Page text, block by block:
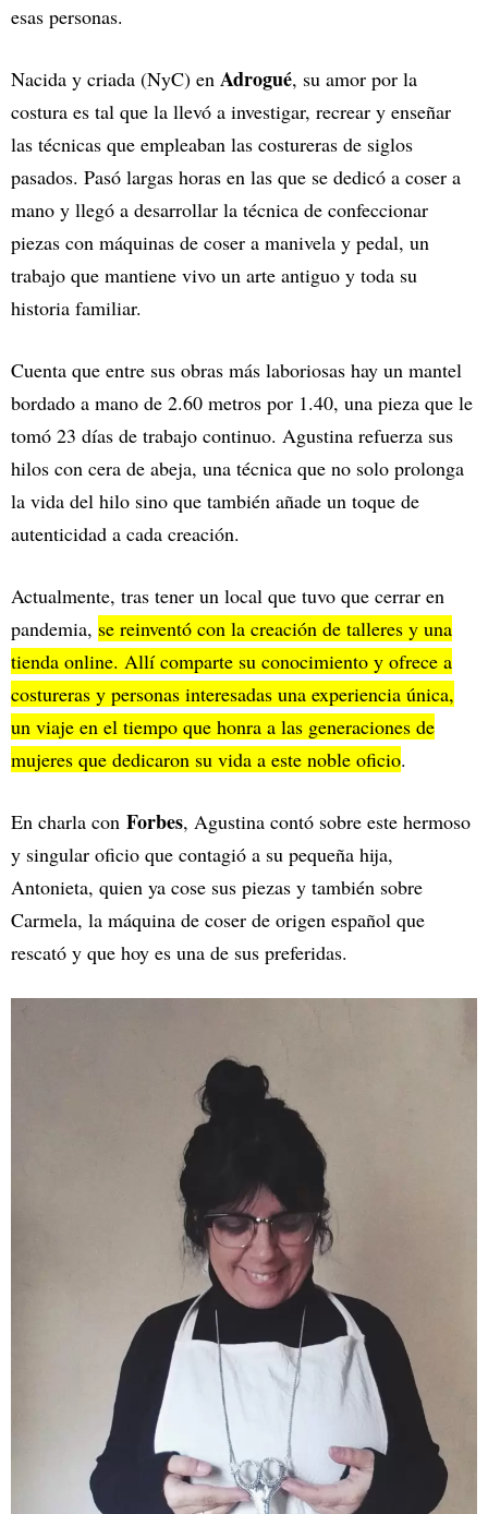
esas personas.
Nacida y criada (NyC) en Adrogué, su amor por la
costura es tal que la llevó a investigar, recrear y enseñar
las técnicas que empleaban las costureras de siglos
pasados. Pasó largas horas en las que se dedicó a coser a
mano y llegó a desarrollar la técnica de confeccionar
piezas con máquinas de coser a manivela y pedal, un
trabajo que mantiene vivo un arte antiguo y toda su
historia familiar.
Cuenta que entre sus obras más laboriosas hay un mantel
bordado a mano de 2.60 metros por 1.40, una pieza que le
tomó 23 días de trabajo continuo. Agustina refuerza sus
hilos con cera de abeja, una técnica que no solo prolonga
la vida del hilo sino que también añade un toque de
autenticidad a cada creación.
Actualmente, tras tener un local que tuvo que cerrar en
pandemia, se reinventó con la creación de talleres y una
tienda online. Allí comparte su conocimiento y ofrece a
costureras y personas interesadas una experiencia única,
un viaje en el tiempo que honra a las generaciones de
mujeres que dedicaron su vida a este noble oficio.
En charla con Forbes, Agustina contó sobre este hermoso
y singular oficio que contagió a su pequeña hija,
Antonieta, quien ya cose sus piezas y también sobre
Carmela, la máquina de coser de origen español que
rescató y que hoy es una de sus preferidas.